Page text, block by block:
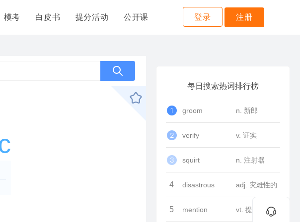
模考 白皮书 提分活动 公开课 登录 注册
每日搜索热词排行榜
groom n. 新郎
verify v. 证实
squirt n. 注射器
4 disastrous adj. 灾难性的
5 mention vt. 提到